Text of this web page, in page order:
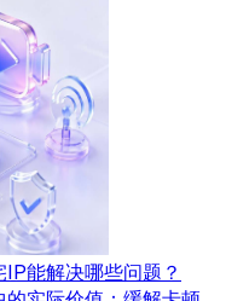
能解决哪些问题？